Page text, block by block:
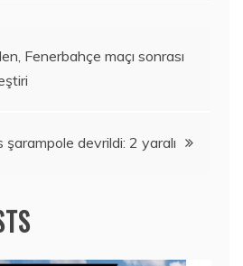
Fenerbahçe maçı sonrası
şarampole devrildi: 2 yaralı